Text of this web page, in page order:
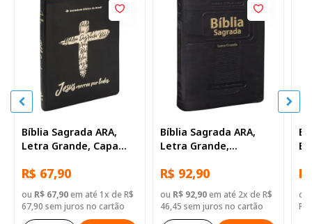
Bíblia Sagrada ARA,
Letra Grande, Capa
R$ 67,90
ou R$ 67,90em até 1x de R$
67,90 sem juros no cartão
Bíblia Sagrada ARA,
Letra Grande,
Couro Sintético Preta
R$ 92,90
ou R$ 92,90em até 2x de R$
46,45 sem juros no cartão
ou
R$